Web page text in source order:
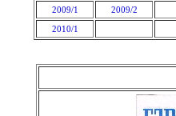
2009/1
2009/2
2010/1